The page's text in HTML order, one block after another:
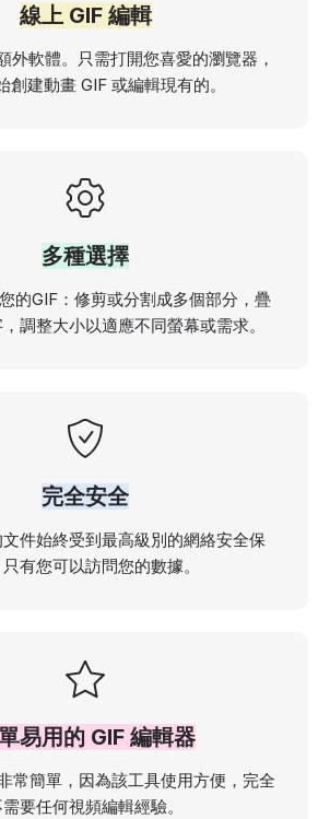
線上 GIF 編輯
外軟體。只需打開您喜愛的瀏覽器，
創建動畫 GIF 或編輯現有的。
多種選擇
的GIF：修剪或分割成多個部分，疊
調整大小以適應不同螢幕或需求。
完全安全
件始終受到最高級別的網絡安全保
有您可以訪問您的數據。
易用的 GIF 編輯器
常簡單，因為該工具使用方便，完全
要任何視頻編輯經驗。